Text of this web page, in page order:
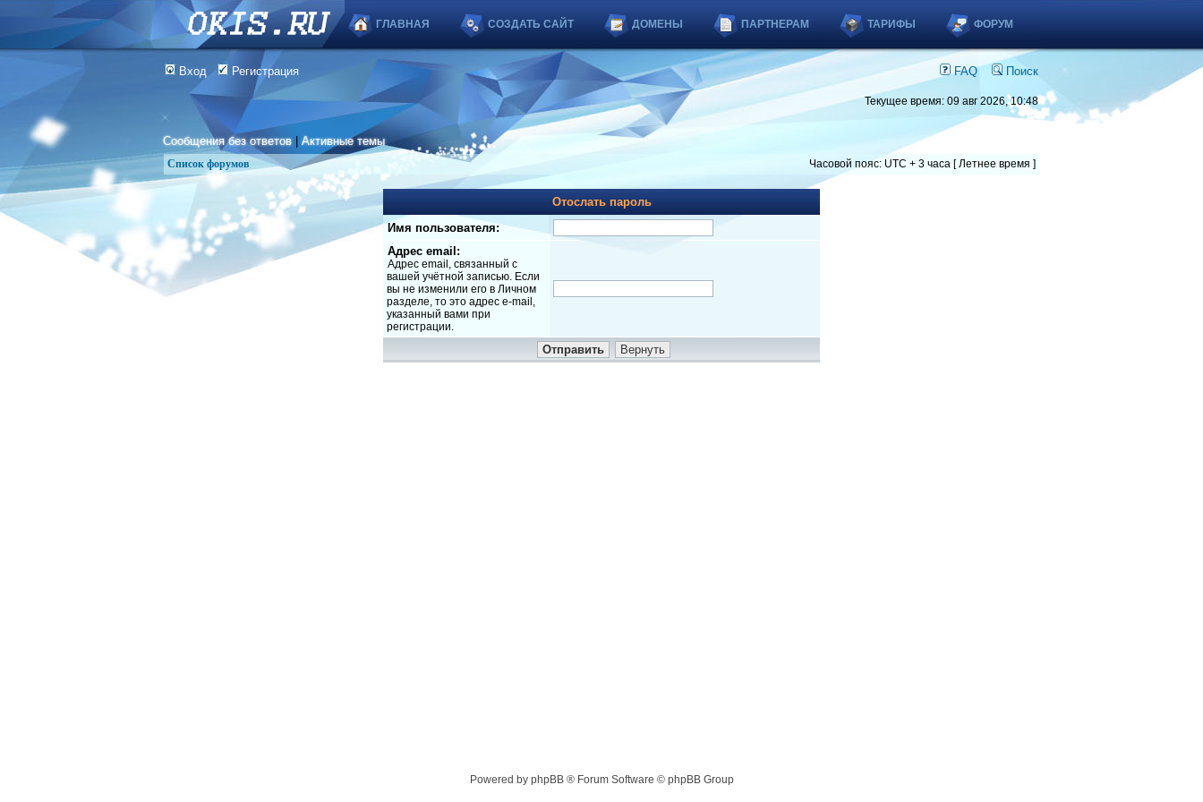
ГЛАВНАЯ СОЗДАТЬ САЙТ ДОМЕНЫ ПАРТНЕРАМ ТАРИФЫ ФОРУМ
Вход Регистрация FAQ Поиск
Текущее время: 09 авг 2026, 10:48
Сообщения без ответов |Активные темы
Список форумов Часовой пояс: UTC + 3 часа [ Летнее время ]
Отослать пароль
Имя пользователя:
Адрес email:
Адрес email, связанный с
вашей учётной записью. Если
вы не изменили его в Личном
разделе, то это адрес e-mail,
указанный вами при
регистрации.
Powered by phpBB ® Forum Software © phpBB Group